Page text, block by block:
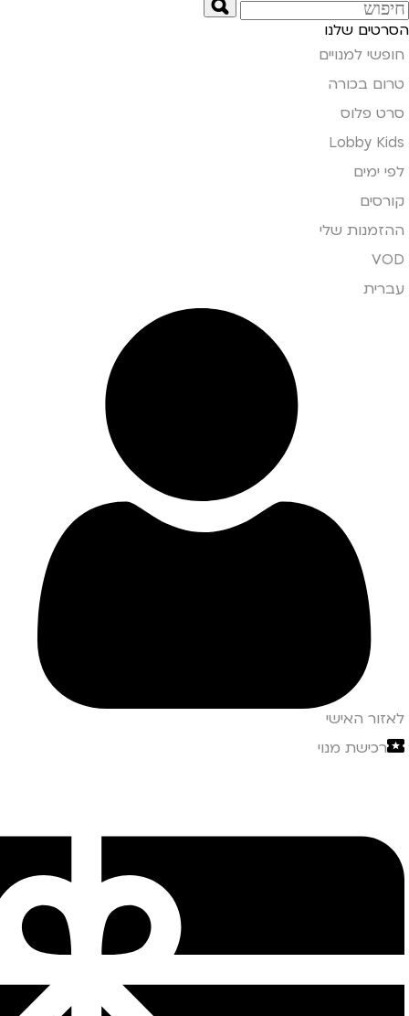
הסרטים שלנו
חופשי למנויים
טרום בכורה
סרט פלוס
Lobby Kids
לפי ימים
קורסים
ההזמנות שלי
VOD
עברית
לאזור האישי
רכישת מנוי